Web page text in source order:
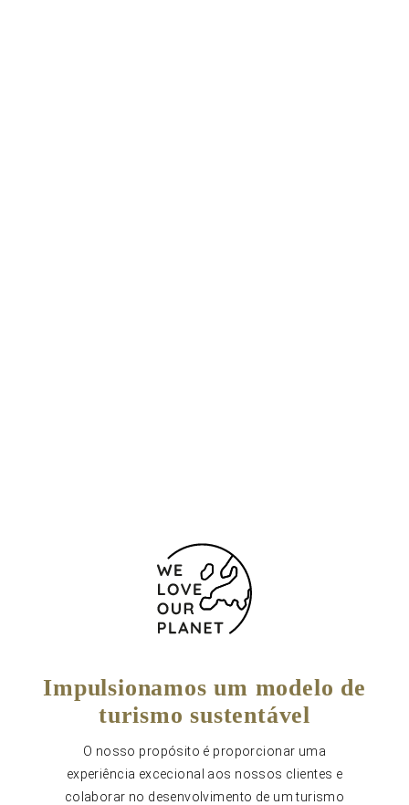
Impulsionamos um modelo de
turismo sustentável
O nosso propósito é proporcionar uma
experiência excecional aos nossos clientes e
colaborar no desenvolvimento de um turismo